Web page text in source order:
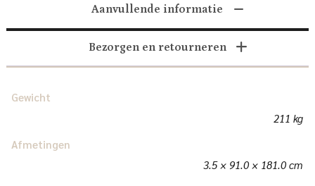
Aanvullende informatie
Bezorgen en retourneren
Gewicht
211 kg
Afmetingen
3.5 × 91.0 × 181.0 cm